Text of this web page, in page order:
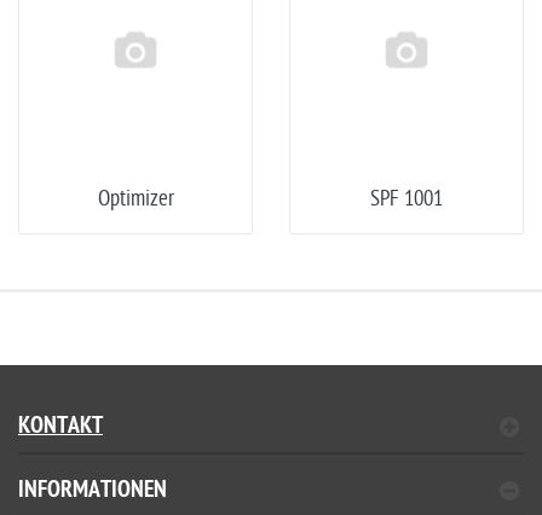
Optimizer SPF 1001
KONTAKT
INFORMATIONEN